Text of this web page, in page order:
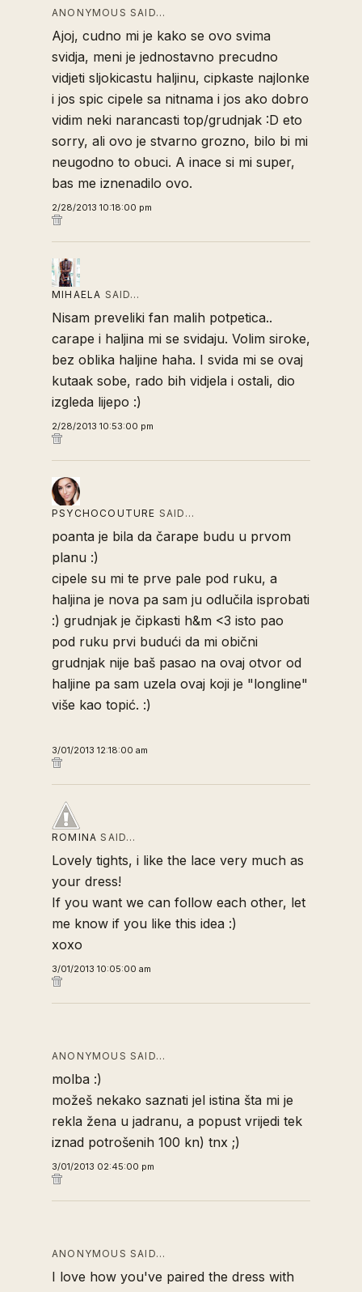
ANONYMOUS SAID…
Ajoj, cudno mi je kako se ovo svima
svidja, meni je jednostavno precudno
vidjeti sljokicastu haljinu, cipkaste najlonke
i jos spic cipele sa nitnama i jos ako dobro
vidim neki narancasti top/grudnjak :D eto
sorry, ali ovo je stvarno grozno, bilo bi mi
neugodno to obuci. A inace si mi super,
bas me iznenadilo ovo.
2/28/2013 10:18:00 pm
MIHAELA SAID…
Nisam preveliki fan malih potpetica..
carape i haljina mi se svidaju. Volim siroke,
bez oblika haljine haha. I svida mi se ovaj
kutaak sobe, rado bih vidjela i ostali, dio
izgleda lijepo :)
2/28/2013 10:53:00 pm
PSYCHOCOUTURE SAID…
poanta je bila da čarape budu u prvom
planu :)
cipele su mi te prve pale pod ruku, a
haljina je nova pa sam ju odlučila isprobati
:) grudnjak je čipkasti h&m <3 isto pao
pod ruku prvi budući da mi obični
grudnjak nije baš pasao na ovaj otvor od
haljine pa sam uzela ovaj koji je "longline"
više kao topić. :)
3/01/2013 12:18:00 am
ROMINA SAID…
Lovely tights, i like the lace very much as
your dress!
If you want we can follow each other, let
me know if you like this idea :)
xoxo
3/01/2013 10:05:00 am
ANONYMOUS SAID…
molba :)
možeš nekako saznati jel istina šta mi je
rekla žena u jadranu, a popust vrijedi tek
iznad potrošenih 100 kn) tnx ;)
3/01/2013 02:45:00 pm
ANONYMOUS SAID…
I love how you've paired the dress with